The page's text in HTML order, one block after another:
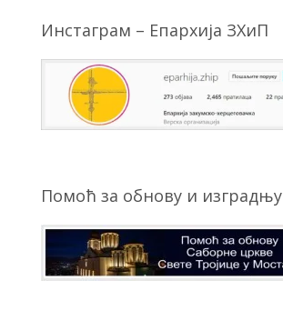
Инстаграм – Епархија ЗХиП
Помоћ за обнову и изградњу